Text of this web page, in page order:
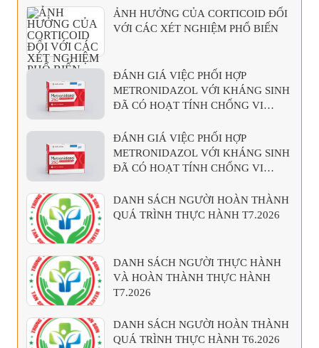
ẢNH HƯỞNG CỦA CORTICOID ĐỐI
VỚI CÁC XÉT NGHIỆM PHỔ BIẾN
ĐÁNH GIÁ VIỆC PHỐI HỢP
METRONIDAZOL VỚI KHÁNG SINH
ĐÃ CÓ HOẠT TÍNH CHỐNG VI
ĐÁNH GIÁ VIỆC PHỐI HỢP
METRONIDAZOL VỚI KHÁNG SINH
ĐÃ CÓ HOẠT TÍNH CHỐNG VI
DANH SÁCH NGƯỜI HOÀN THÀNH
QUÁ TRÌNH THỰC HÀNH T7.2026
DANH SÁCH NGƯỜI THỰC HÀNH
VÀ HOÀN THÀNH THỰC HÀNH
T7.2026
DANH SÁCH NGƯỜI HOÀN THÀNH
QUÁ TRÌNH THỰC HÀNH T6.2026